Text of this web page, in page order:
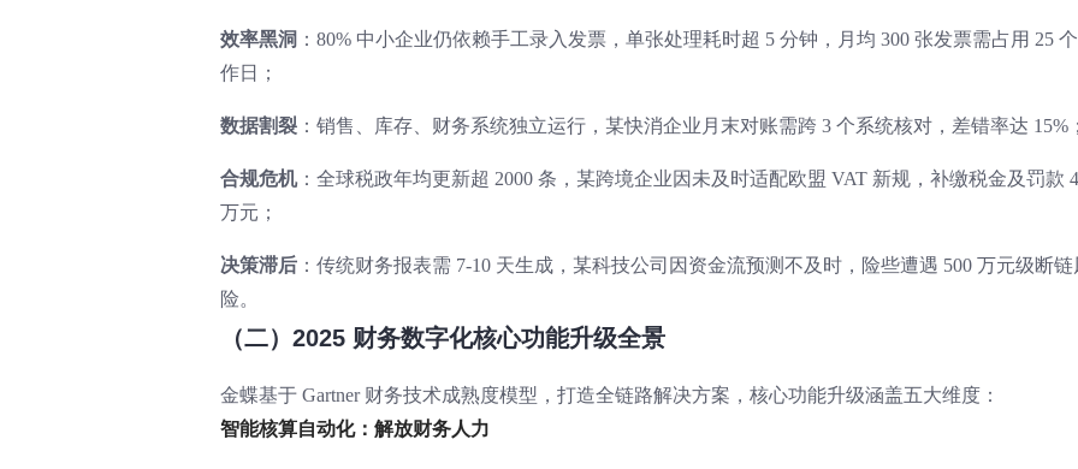
效率黑洞 ：80% 中小企业仍依赖手工录入发票，单张处理耗时超 5 分钟，月均 300 张发票需占用 25
作日；
数据割裂：销售、库存、财务系统独立运行，某快消企业月末对账需跨 3 个系统核对，差错率达 15%
合规危机：全球税政年均更新超 2000 条，某跨境企业因未及时适配欧盟 VAT 新规，补缴税金及罚款
万元；
决策滞后：传统财务报表需 7-10 天生成，某科技公司因资金流预测不及时，险些遭遇 500 万元级断链
险。
（二）2025 财务数字化核心功能升级全景
金蝶基于 Gartner 财务技术成熟度模型，打造全链路解决方案，核心功能升级涵盖五大维度：
智能核算自动化：解放财务人力